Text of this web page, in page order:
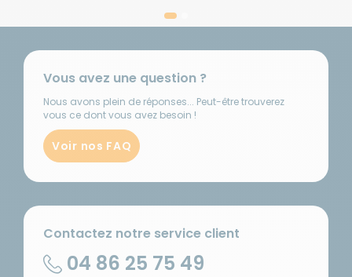
Vous avez une question ?
Nous avons plein de réponses... Peut-être trouverez
vous ce dont vous avez besoin !
Voir nos FAQ
Contactez notre service client
04 86 25 75 49